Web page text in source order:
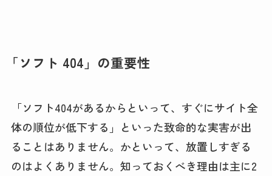
「ソフト 404」の重要性
「ソフト404があるからといって、すぐにサイト全
体の順位が低下する」といった致命的な実害が出
ることはありません。かといって、放置しすぎる
のはよくありません。知っておくべき理由は主に2